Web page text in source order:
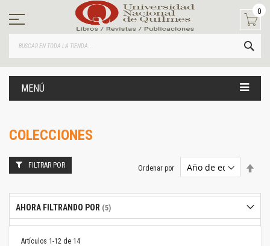
contenido
0
MENÚ
COLECCIONES
Artículos 1-12 de 14
Ordenar por
FILTRAR POR
AHORA FILTRANDO POR